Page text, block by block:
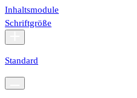
Inhaltsmodule
Schriftgröße
Standard